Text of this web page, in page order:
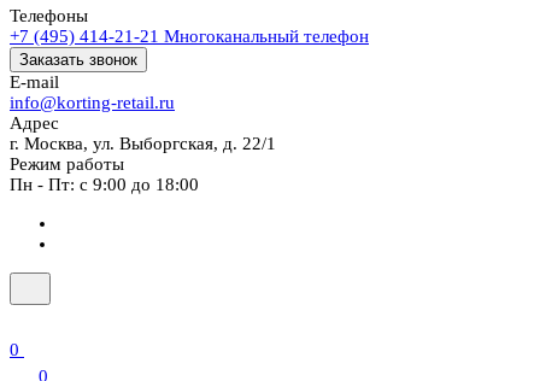
Телефоны
+7 (495) 414-21-21 Многоканальный телефон
Заказать звонок
E-mail
info@korting-retail.ru
Адрес
г. Москва, ул. Выборгская, д. 22/1
Режим работы
Пн - Пт: с 9:00 до 18:00
0
0